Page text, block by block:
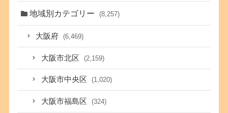
地域別カテゴリー (8,257)
大阪府 (6,469)
大阪市北区 (2,159)
大阪市中央区 (1,020)
大阪市福島区 (324)